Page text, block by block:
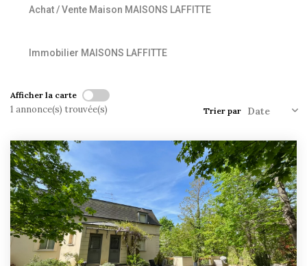
Historique
Nous Rejoindre
Extranet Syndic Et Gestion Locative
Extranet Vendeur/acquéreur
Extranet Syndic Estale
Achat / Vente Maison MAISONS LAFFITTE
Immobilier MAISONS LAFFITTE
Afficher la carte
1 annonce(s) trouvée(s) Trier par